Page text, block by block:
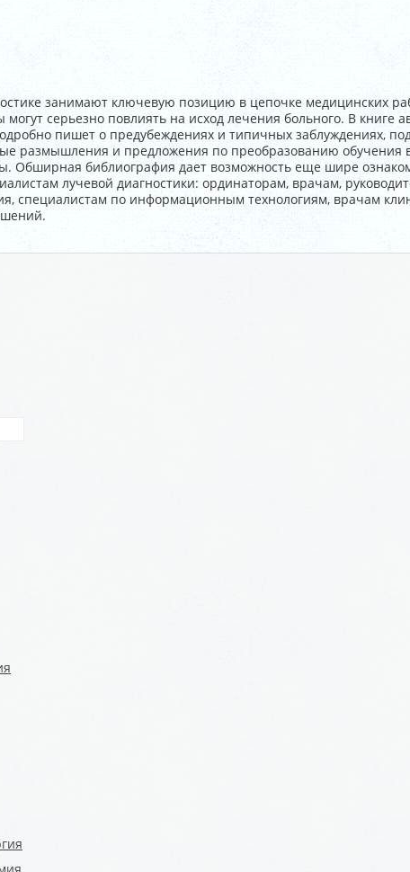
занимают ключевую позицию в цепочке медицинских
могут серьезно повлиять на исход лечения больного. В книге
пишет о предубеждениях и типичных заблуждениях,
размышления и предложения по преобразованию обучения
Обширная библиография дает возможность еще шире
лучевой диагностики: ординаторам, врачам,
специалистам по информационным технологиям, врачам